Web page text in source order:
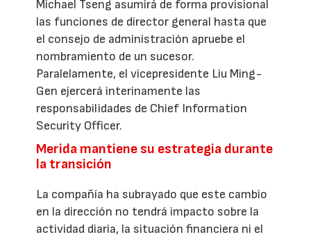
Michael Tseng asumirá de forma provisional
las funciones de director general hasta que
el consejo de administración apruebe el
nombramiento de un sucesor.
Paralelamente, el vicepresidente Liu Ming-
Gen ejercerá interinamente las
responsabilidades de Chief Information
Security Officer.
Merida mantiene su estrategia durante
la transición
La compañía ha subrayado que este cambio
en la dirección no tendrá impacto sobre la
actividad diaria, la situación financiera ni el